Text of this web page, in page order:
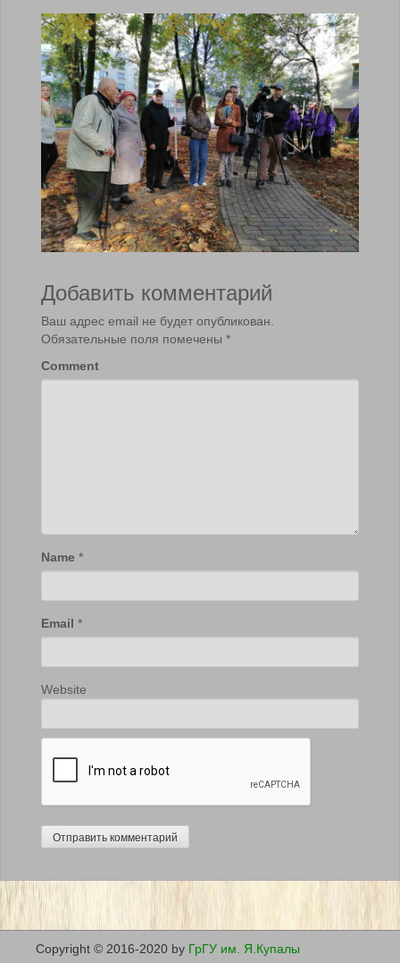
Добавить комментарий
Ваш адрес email не будет опубликован.
Обязательные поля помечены *
Comment
Name *
Email *
Website
Copyright © 2016-2020 by ГрГУ им. Я.Купалы